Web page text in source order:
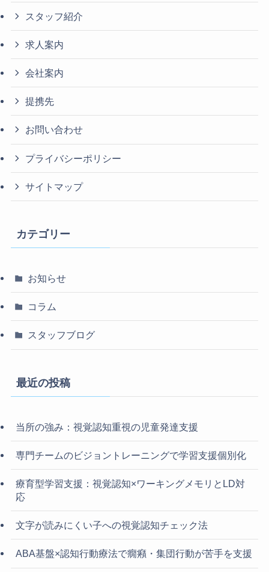
スタッフ紹介
求人案内
会社案内
提携先
お問い合わせ
プライバシーポリシー
サイトマップ
カテゴリー
お知らせ
コラム
スタッフブログ
最近の投稿
当所の強み：視覚認知重視の児童発達支援
専門チームのビジョントレーニングで学習支援個別化
療育型学習支援：視覚認知×ワーキングメモリとLD対
応
文字が読みにくい子への視覚認知チェック法
ABA基盤×認知行動療法で癇癪・集団行動が苦手を支援